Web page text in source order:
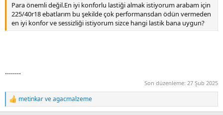
Para önemli değil.En iyi konforlu lastiği almak istiyorum arabam için
225/40r18 ebatlarım bu şekilde çok performansdan ödün vermeden
en iyi konfor ve sessizliği istiyorum sizce hangi lastik bana uygun?
........
Son düzenleme: 27 Şub 2025
T
e
metinkarveagacmalzeme